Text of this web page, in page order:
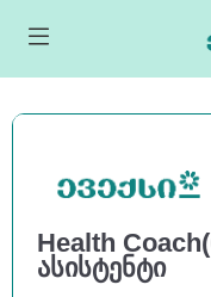
Health
ასისტენტი